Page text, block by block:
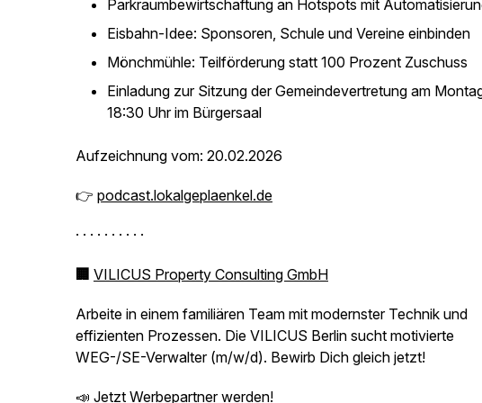
Parkraumbewirtschaftung an Hotspots mit
Eisbahn-Idee: Sponsoren, Schule und Vereine einbinden
Mönchmühle: Teilförderung statt 100 Prozent Zuschuss
Einladung zur Sitzung der Gemeindevertretung am
18:30 Uhr im Bürgersaal
Aufzeichnung vom: 20.02.2026
👉 podcast.lokalgeplaenkel.de
· · · · · · · · · ·
🏢 VILICUS Property Consulting GmbH
Arbeite in einem familiären Team mit modernster Technik und
effizienten Prozessen. Die VILICUS Berlin sucht motivierte
WEG-/SE-Verwalter (m/w/d). Bewirb Dich gleich jetzt!
📣 Jetzt Werbepartner werden!